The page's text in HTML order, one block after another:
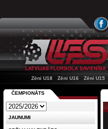
Zēni U18
Zēni U16 Zēni U15
ČEMPIONĀTS
JAUNUMI